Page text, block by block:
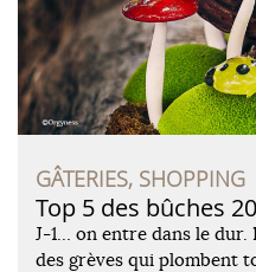
GÂTERIES, SHOPPING
Top 5 des bûches
J-1… on entre dans le dur.
des grèves qui plombent